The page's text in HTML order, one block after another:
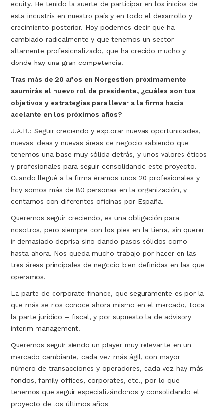
equity. He tenido la suerte de participar en los inicios de
esta industria en nuestro país y en todo el desarrollo y
crecimiento posterior. Hoy podemos decir que ha
cambiado radicalmente y que tenemos un sector
altamente profesionalizado, que ha crecido mucho y
donde hay una gran competencia.
Tras más de 20 años en Norgestion próximamente
asumirás el nuevo rol de presidente, ¿cuáles son tus
objetivos y estrategias para llevar a la firma hacia
adelante en los próximos años?
J.A.B.: Seguir creciendo y explorar nuevas oportunidades,
nuevas ideas y nuevas áreas de negocio sabiendo que
tenemos una base muy sólida detrás, y unos valores éticos
y profesionales para seguir consolidando este proyecto.
Cuando llegué a la firma éramos unos 20 profesionales y
hoy somos más de 80 personas en la organización, y
contamos con diferentes oficinas por España.
Queremos seguir creciendo, es una obligación para
nosotros, pero siempre con los pies en la tierra, sin querer
ir demasiado deprisa sino dando pasos sólidos como
hasta ahora. Nos queda mucho trabajo por hacer en las
tres áreas principales de negocio bien definidas en las que
operamos.
La parte de corporate finance, que seguramente es por la
que más se nos conoce ahora mismo en el mercado, toda
la parte jurídico – fiscal, y por supuesto la de advisory
interim management.
Queremos seguir siendo un player muy relevante en un
mercado cambiante, cada vez más ágil, con mayor
número de transacciones y operadores, cada vez hay más
fondos, family offices, corporates, etc., por lo que
tenemos que seguir especializándonos y consolidando el
proyecto de los últimos años.